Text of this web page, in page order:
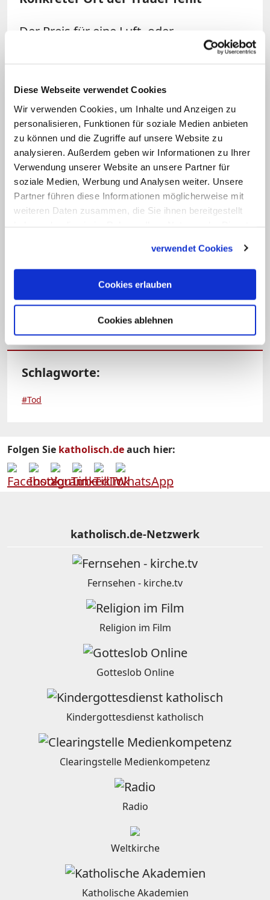
Diese Webseite verwendet Cookies
Wir verwenden Cookies, um Inhalte und Anzeigen zu
personalisieren, Funktionen für soziale Medien anbieten
zu können und die Zugriffe auf unsere Website zu
analysieren. Außerdem geben wir Informationen zu Ihrer
Verwendung unserer Website an unsere Partner für
soziale Medien, Werbung und Analysen weiter. Unsere
Partner führen diese Informationen möglicherweise mit
weiteren Daten zusammen, die Sie ihnen bereitgestellt
verwendet Cookies
Cookies erlauben
Cookies ablehnen
Der Preis für eine Luft- oder
Flugbestattung ist mit 400 bis 800 Euro
Bestattungen fehlt den Angehörigen
jedoch ein konkreter Ort der Trauer, an
dem sie sich dem Verstorbenen nahe
fühlen können.
Die Kirche hat Vorbehalte gegen diese
Art von Bestattungen, da sie häufig durch
nichtchristliche Weltanschauungen
Flugbestattung aus pantheistischen oder
kirchliches Begräbnis nicht möglich.
(mog)
Schlagworte:
#Tod
Folgen Sie katholisch.deauch hier:
katholisch.de-Netzwerk
Fernsehen - kirche.tv
Religion im Film
Gotteslob Online
Kindergottesdienst katholisch
Clearingstelle Medienkompetenz
Radio
Weltkirche
Katholische Akademien